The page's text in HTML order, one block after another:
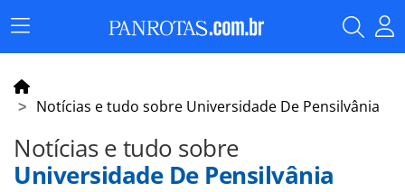
Menu
Principal
Notícias e tudo sobre Universidade De Pensilvânia
Notícias e tudo sobre
Universidade De Pensilvânia